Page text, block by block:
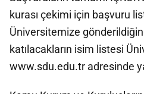
kurası çekimi için başvuru
Üniversitemize
katılacakların isim listesi
www.sdu.edu.tr adresinde